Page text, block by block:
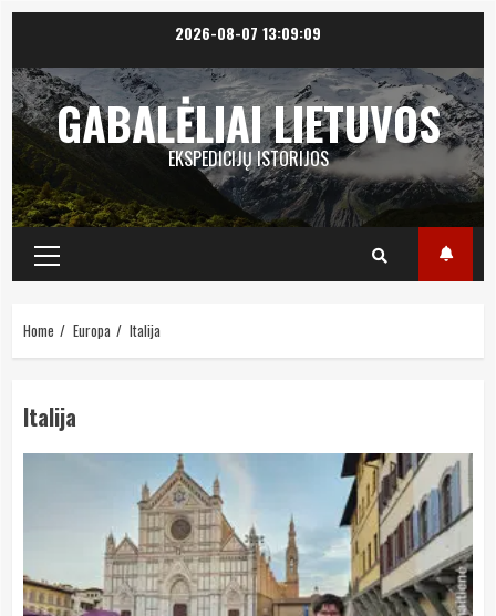
content
2026-08-07 13:09:09
GABALĖLIAI LIETUVOS
EKSPEDICIJŲ ISTORIJOS
Primary
Menu
Home Europa Italija
Italija